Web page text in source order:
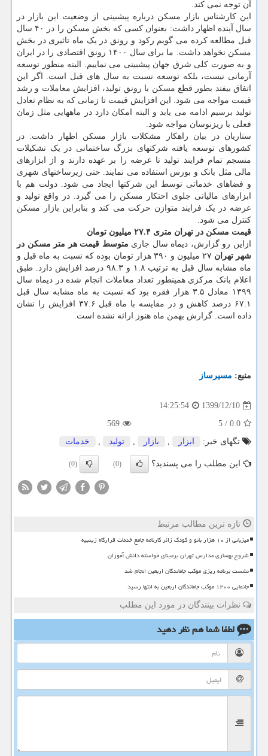
آن توجه نمی کند.
این کارشناس بازار مسکن درباره پیشبینی از وضعیت این بازار در
سال آینده اظهار داشت: بعنوان کسی که بخش مسکن را در ۴۰ سال
قبل مطالعه کرده می گویم رکود و رونق در یک ماه تاثیری در بخش
مسکن نخواهد داشت. ما برای سال ۱۴۰۰ رونق اقتصادی را در ایران
و به صورت کلی شرق جهان پیشبینی می نماییم. البته منظور توسعه
آرمانی نیست، بلکه توسعه نسبت به سال های قبل است. اگر این
اتفاق بیفتد بطور قطع مسکن با رونق تولید، افزایش معاملات و رشد
قیمت مواجه می شود. این افزایش قیمت تا زمانی که به نظام تعادل
تولید برسیم ادامه می یابد و البته امکان دارد در ماههایی مثل زمان
فعلی با ریزنوسان مواجه شود.
ستاریان در بیان راهکار مشکلات بازار مسکن اظهار داشت: در
کشورهای توسعه یافته شرکتهای بزرگ ساختمانی در یک تشکیلات
منسجم تمام فرایند تولید تا عرضه را بر عهده دارند و از ابزارهای
مالی مثل بانک و بورس استفاده می نمایند. حتی زیرساختهای شهری
و فضاهای خدماتی توسط این شرکتها ایجاد می شود. دولت هم با
ابزارهای مالیاتی جلوی احتکار مسکن را می گیرد. در واقع تولید و
عرضه در یک فرایند متوازن حرکت می کند و بنابراین بازار مسکن
کنترل می شود.
قیمت مسکن در تهران متری ۲۷.۴ میلیون تومان
ازاین رو گزارش، دیماه سال جاری متوسط قیمت هر متر مسکن در
شهر تهران
۲۷ میلیون و ۳۹۰ هزار تومان بوده که نسبت به ماه قبل و
ماه مشابه سال قبل به ترتیب ۱.۸ و ۹۸.۳ درصد افزایش دارد. طبق
اعلام بانک مرکزی همینطور تعداد معاملات انجام شده در دیماه سال
۱۳۹۹ معادل ۳.۵ هزار فقره بود که نسبت به ماه مشابه سال قبل
۶۷.۱ درصد کاهش و در مقایسه با ماه قبل ۳۷.۶ افزایش را نشان
داده است. گزارش بهمن ماه هنوز ارائه نشده است.
منبع: مسیرساز
1399/12/10
14:25:54
0.0
/
5
569
تگهای خبر:
ابزار , بازار , تولید , خدمات
این مطلب را می پسندید؟ (0)
(0)
تازه ترین مطالب مرتبط
میزبانی از ۱۰ هزار بانو و کودک زائر کارنامه جامع خدمات قرارگاه زینبیه
شروع بهسازی مدارس تهران برمبنای خواسته دانش آموزان
نشست برنامه ریزی موکب جاماندگان اربعین انجام شد
جانمایی ۱۲۰۰ موکب جاماندگان اربعین به انتها رسید
نظرات بینندگان در مورد این مطلب
لطفا شما همنظر دهید